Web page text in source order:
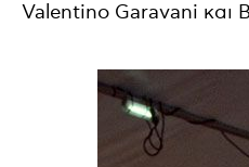
Valentino Garavani και